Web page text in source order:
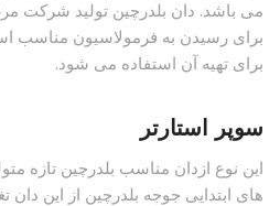
می باشد. دان بلدرچین تولید شرکت
برای رسیدن به فرمولاسیون مناسب
برای تهیه آن استفاده می شود.
سوپر استارتر
این نوع ازدان مناسب بلدرچین تازه
های ابتدایی جوجه بلدرچین از این دان